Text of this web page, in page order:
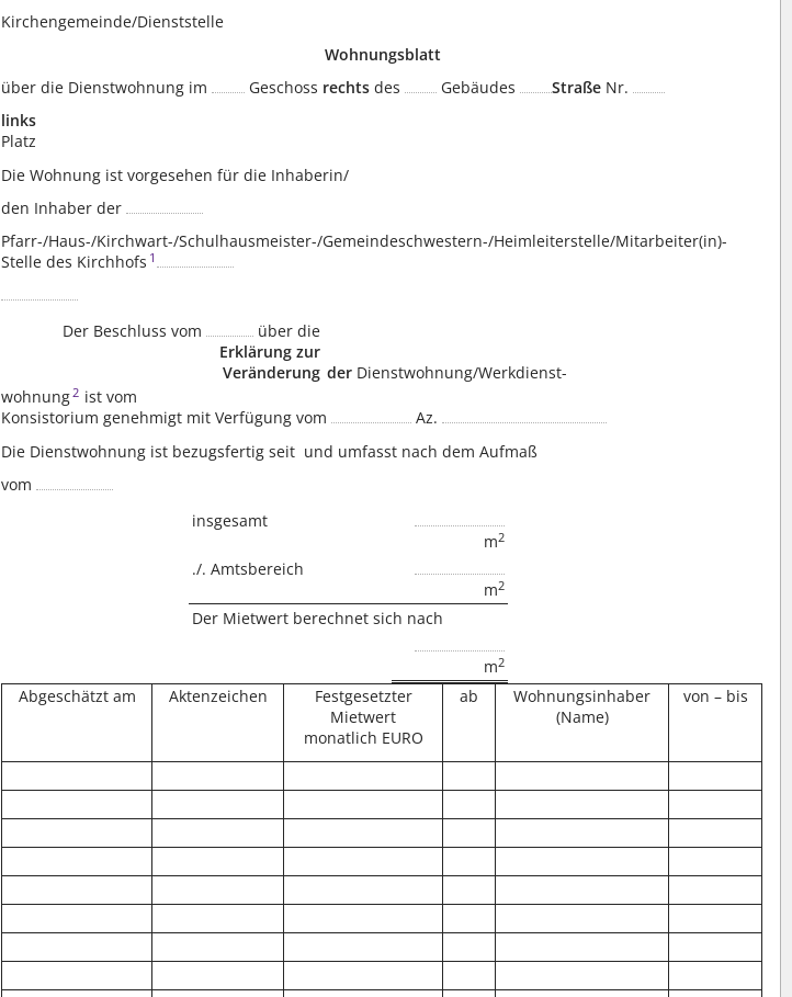
Kirchengemeinde/Dienststelle
Wohnungsblatt
über die Dienstwohnung im
Geschoss rechtsdes Gebäudes StraßeNr.
links
Platz
Die Wohnung ist vorgesehen für die Inhaberin/
den Inhaber der
Pfarr-/Haus-/Kirchwart-/Schulhausmeister-/Gemeindeschwestern-/Heimleiterstelle/Mitarbeiter(in)-
Stelle des Kirchhofs 1
Der Beschluss vom
über die
Erklärung zur
Veränderung der Dienstwohnung/Werkdienst-
wohnung2 ist vom
Konsistorium genehmigt mit Verfügung vom
Az.
Die Dienstwohnung ist bezugsfertig seit und umfasst nach dem Aufmaß
vom
insgesamt
m2
./. Amtsbereich
m2
Der Mietwert berechnet sich nach
m2
Abgeschätzt am Aktenzeichen
Festgesetzter
Mietwert
monatlich EURO
ab
Wohnungsinhaber
(Name)
von – bis